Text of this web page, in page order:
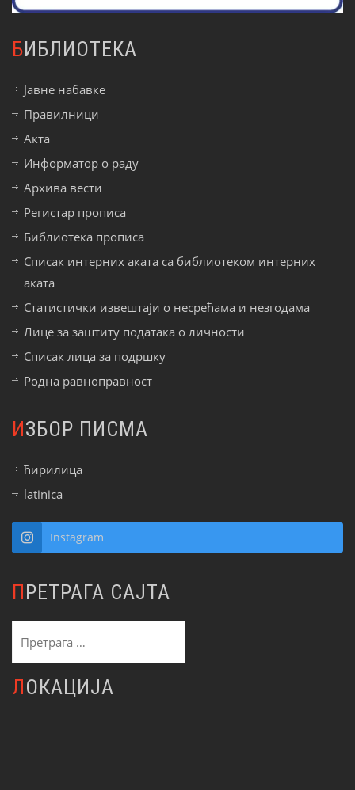
БИБЛИОТЕКА
Јавне набавке
Правилници
Акта
Информатор о раду
Архива вести
Регистар прописа
Библиотека прописа
Списак интерних аката са библиотеком интерних
аката
Статистички извештаји о несрећама и незгодама
Лице за заштиту података о личности
Списак лица за подршку
Родна равноправност
ИЗБОР ПИСМА
ћирилица
latinica
Instagram
ПРЕТРАГА САЈТА
за:
ЛОКАЦИЈА